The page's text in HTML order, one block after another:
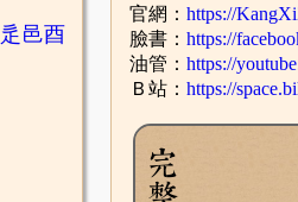
辵 邑酉
官網： https://
臉書： https://
油管： https://
Ｂ站： https://